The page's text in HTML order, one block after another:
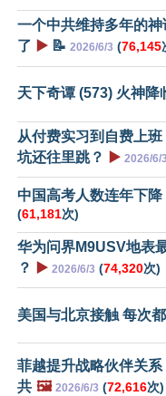
一个中共维持多年的
了 ▶️ 📝 2026/6/3 (76,145
天下奇谭 (573) 火神降
从付费实习到自费上
坑还往里跳？
▶️ 2026/6/3
中国高考人数连年下
(61,181次)
华为问界M9USV地表
？
▶️ 2026/6/3 (74,320次)
美国与北京接触 每次
菲越提升战略伙伴关
共 🖼️ 2026/6/3 (72,616次)